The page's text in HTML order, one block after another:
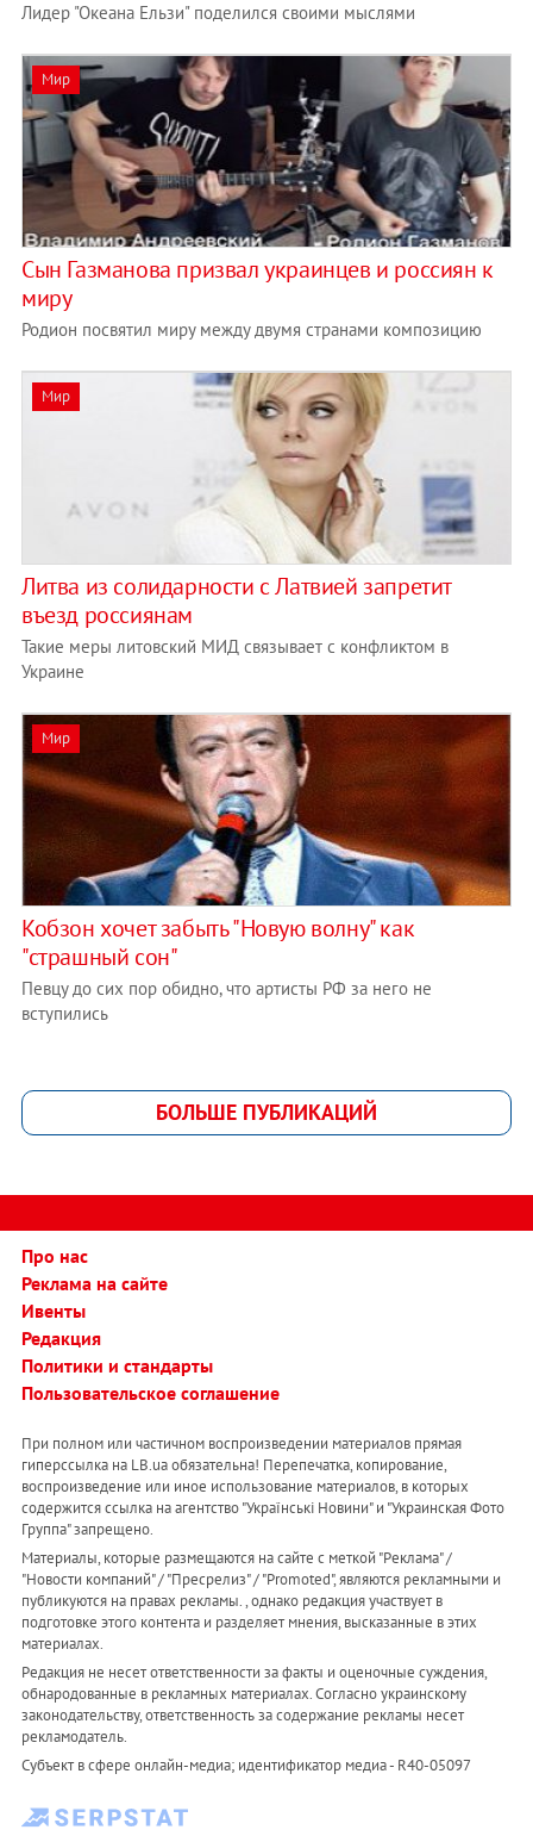
Лидер "Океана Ельзи" поделился своими мыслями
Мир
Сын Газманова призвал украинцев и россиян к
миру
Родион посвятил миру между двумя странами композицию
Мир
Литва из солидарности с Латвией запретит
въезд россиянам
Такие меры литовский МИД связывает с конфликтом в
Украине
Мир
Кобзон хочет забыть "Новую волну" как
"страшный сон"
Певцу до сих пор обидно, что артисты РФ за него не
вступились
БОЛЬШЕ ПУБЛИКАЦИЙ
Про нас
Реклама на сайте
Ивенты
Редакция
Политики и стандарты
Пользовательское соглашение
При полном или частичном воспроизведении материалов прямая
гиперссылка на LB.ua обязательна! Перепечатка, копирование,
воспроизведение или иное использование материалов, в которых
содержится ссылка на агентство "Українськi Новини" и "Украинская Фото
Группа" запрещено.
Материалы, которые размещаются на сайте с меткой "Реклама" /
"Новости компаний" / "Пресрелиз" / "Promoted", являются рекламными и
публикуются на правах рекламы. , однако редакция участвует в
подготовке этого контента и разделяет мнения, высказанные в этих
материалах.
Редакция не несет ответственности за факты и оценочные суждения,
обнародованные в рекламных материалах. Согласно украинскому
законодательству, ответственность за содержание рекламы несет
рекламодатель.
Субъект в сфере онлайн-медиа; идентификатор медиа - R40-05097